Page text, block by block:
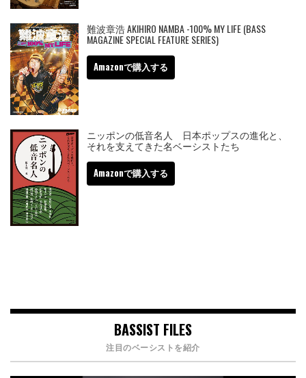
難波章浩 AKIHIRO NAMBA -100% MY LIFE (BASS
MAGAZINE SPECIAL FEATURE SERIES)
Amazonで購入する
ニッポンの低音名人 日本ポップスの進化と、
それを支えてきた名ベーシストたち
Amazonで購入する
BASSIST FILES
注目のベーシストを紹介